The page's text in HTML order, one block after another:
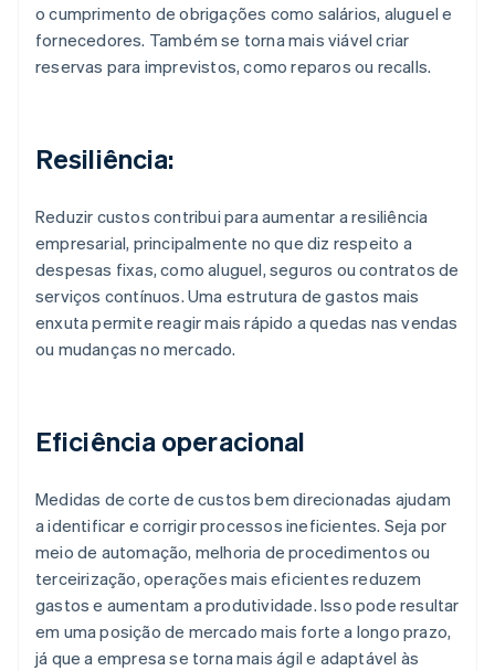
o cumprimento de obrigações como salários, aluguel e
fornecedores. Também se torna mais viável criar
reservas para imprevistos, como reparos ou recalls.
Resiliência:
Reduzir custos contribui para aumentar a resiliência
empresarial, principalmente no que diz respeito a
despesas fixas, como aluguel, seguros ou contratos de
serviços contínuos. Uma estrutura de gastos mais
enxuta permite reagir mais rápido a quedas nas vendas
ou mudanças no mercado.
Eficiência operacional
Medidas de corte de custos bem direcionadas ajudam
a identificar e corrigir processos ineficientes. Seja por
meio de automação, melhoria de procedimentos ou
terceirização, operações mais eficientes reduzem
gastos e aumentam a produtividade. Isso pode resultar
em uma posição de mercado mais forte a longo prazo,
já que a empresa se torna mais ágil e adaptável às